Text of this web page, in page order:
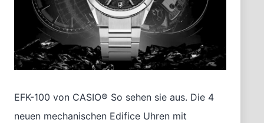
EFK-100 von CASIO® So sehen sie aus. Die 4
neuen mechanischen Edifice Uhren mit